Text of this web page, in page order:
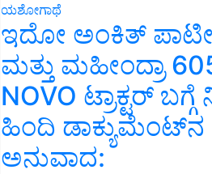
ಯಶೋಗಾಥೆ
ಇದೋ ಅಂಕಿತ್
ಮತ್ತು ಮಹೀಂದ್ರಾ
NOVO ಟ್ರಾಕ್ಟರ್ ಬಗ್ಗೆ
ಹಿಂದಿ ಡಾಕ್ಯುಮೆಂಟ್‌ನ
ಅನುವಾದ: